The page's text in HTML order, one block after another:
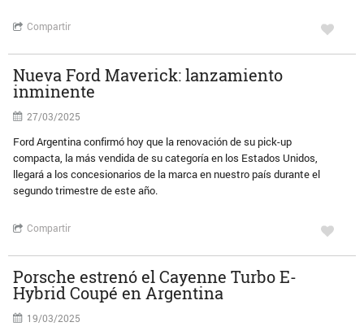
Compartir
Nueva Ford Maverick: lanzamiento
inminente
27/03/2025
Ford Argentina confirmó hoy que la renovación de su pick-up
compacta, la más vendida de su categoría en los Estados Unidos,
llegará a los concesionarios de la marca en nuestro país durante el
segundo trimestre de este año.
Compartir
Porsche estrenó el Cayenne Turbo E-
Hybrid Coupé en Argentina
19/03/2025